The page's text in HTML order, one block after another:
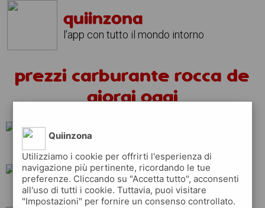
quiinzona
l'app con tutto il mondo intorno
prezzi carburante rocca de
giorgi oggi
tamoil
total ip q8
Quiinzona
Utilizziamo i cookie per offrirti l'esperienza di
navigazione più pertinente, ricordando le tue
preferenze. Cliccando su "Accetta tutto", acconsenti
all'uso di tutti i cookie. Tuttavia, puoi visitare
"Impostazioni" per fornire un consenso controllato.